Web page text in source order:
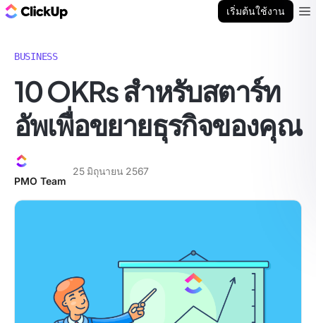
เริ่มต้นใช้งาน
BUSINESS
10 OKRs สำหรับสตาร์ท
อัพเพื่อขยายธุรกิจของคุณ
PMO Team
25 มิถุนายน 2567